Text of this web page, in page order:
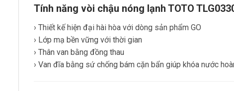
Tính năng vòi chậu nóng lạnh TOTO
› Thiết kế hiện đại hài hòa với dòng sản phẩm GO
› Lớp mạ bền vững với thời gian
› Thân van bằng đồng thau
› Van đĩa bằng sứ chống bám cặn bẩn giúp khóa nước